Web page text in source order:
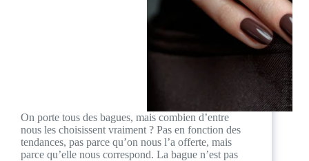
On porte tous des bagues, mais combien d’entre
nous les choisissent vraiment ? Pas en fonction des
tendances, pas parce qu’on nous l’a offerte, mais
parce qu’elle nous correspond. La bague n’est pas